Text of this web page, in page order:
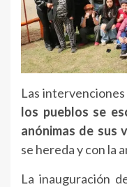
Las
los pueblos se
anónimas de sus
se hereda y con la
La inauguración